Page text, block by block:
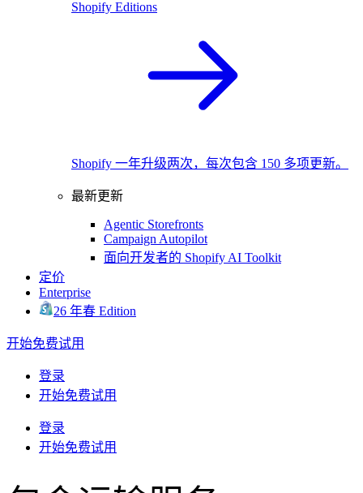
Shopify Editions
Shopify 一年升级两次，每次包含 150 多项更新。
最新更新
Agentic Storefronts
Campaign Autopilot
面向开发者的 Shopify AI Toolkit
定价
Enterprise
26 年春 Edition
开始免费试用
登录
开始免费试用
登录
开始免费试用